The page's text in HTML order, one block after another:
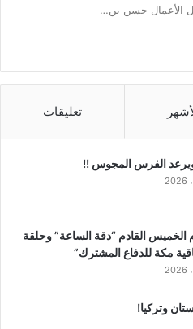
الأعمال حسن بن…
تعليقات
ويرعد الفرس المجوس !!
الخميس القادم “دقة الساعة” وحلقة
مكة للدفاع المشترك”
وتركيا!